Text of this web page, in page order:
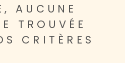
NOS
CONTACT
AUCUNE
TROUVÉE
CRITÈRES